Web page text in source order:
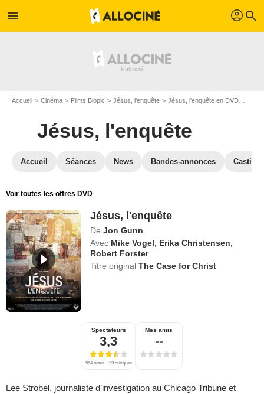
menu profil search
Accueil Cinéma Films Biopic Jésus, l'enquête Jésus, l'enquête en DVD
Jésus, l'enquête
Accueil Séances News Bandes-annonces Casting
Voir toutes les offres DVD
Jésus, l'enquête
De Jon Gunn
Avec Mike Vogel Erika Christensen
Robert Forster
Titre originalThe Case for Christ
Spectateurs
3,3
564 notes, 139 critiques
Mes amis
--
Lee Strobel, journaliste d’investigation au Chicago Tribune et